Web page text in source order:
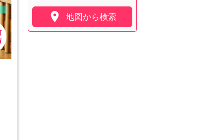
 地図から検索